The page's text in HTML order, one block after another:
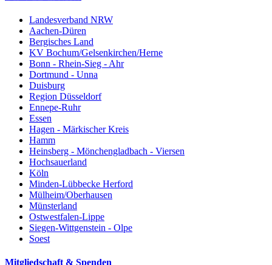
Landesverband NRW
Aachen-Düren
Bergisches Land
KV Bochum/Gelsenkirchen/Herne
Bonn - Rhein-Sieg - Ahr
Dortmund - Unna
Duisburg
Region Düsseldorf
Ennepe-Ruhr
Essen
Hagen - Märkischer Kreis
Hamm
Heinsberg - Mönchengladbach - Viersen
Hochsauerland
Köln
Minden-Lübbecke Herford
Mülheim/Oberhausen
Münsterland
Ostwestfalen-Lippe
Siegen-Wittgenstein - Olpe
Soest
Mitgliedschaft & Spenden